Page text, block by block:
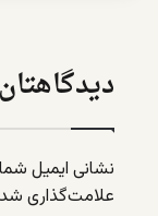
نشانی ایمیل
علامت‌گذاری